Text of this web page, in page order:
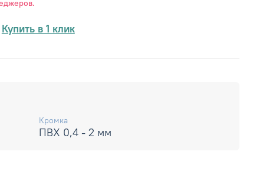
Купить в 1 клик
Кромка
ПВХ 0,4 - 2 мм